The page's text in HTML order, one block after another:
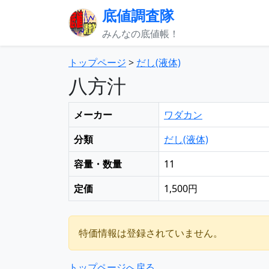
底値調査隊
みんなの底値帳！
トップページ > だし(液体)
八方汁
メーカー
ワダカン
分類
だし(液体)
容量・数量
11
定価
1,500円
特価情報は登録されていません。